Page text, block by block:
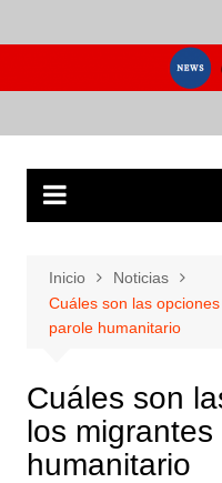
al
Inicio
Noticias
Cuáles son las
parole humanitario
Cuáles son
los
humanitario